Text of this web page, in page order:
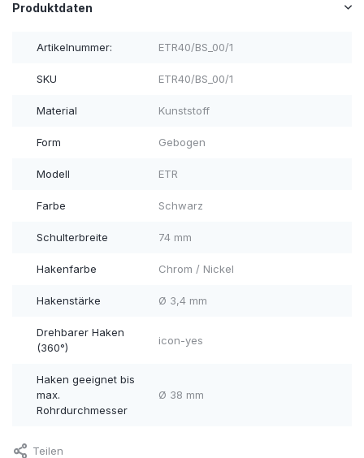
Produktdaten
Artikelnummer: ETR40/BS_00/1
SKU ETR40/BS_00/1
Material Kunststoff
Form Gebogen
Modell ETR
Farbe Schwarz
Schulterbreite 74 mm
Hakenfarbe Chrom / Nickel
Hakenstärke Ø 3,4 mm
Drehbarer Haken
(360°)
icon-yes
Haken geeignet bis
max.
Rohrdurchmesser
Ø 38 mm
Teilen